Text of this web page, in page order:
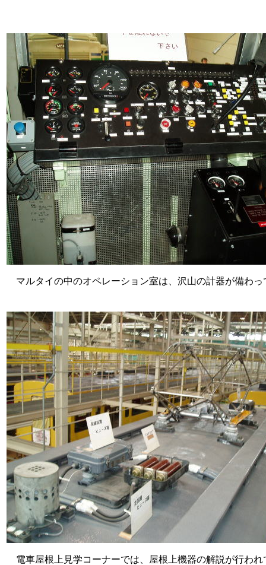
マルタイの中のオペレーション室は、沢山の計器が備わっ
電車屋根上見学コーナーでは、屋根上機器の解説が行われ